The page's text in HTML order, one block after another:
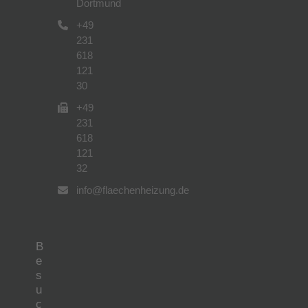
Dortmund
+49
231
618
121
30
+49
231
618
121
32
info@flaechenheizung.de
B
e
s
u
c